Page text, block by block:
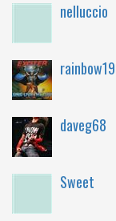
nelluccio
daveg68
Sweet